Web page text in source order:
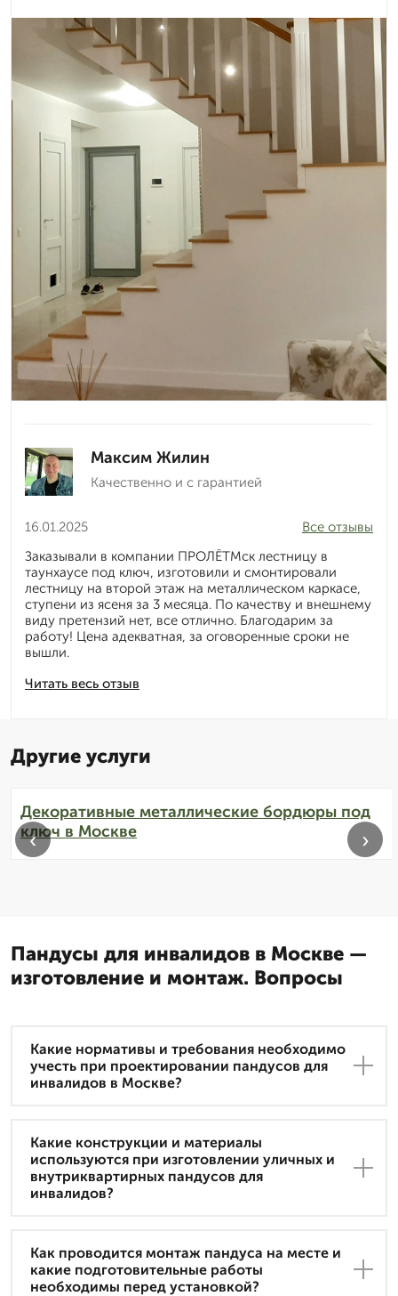
Максим Жилин
Качественно и с гарантией
16.01.2025
Читать весь отзыв
Все отзывы
Заказывали в компании ПРОЛЁТМск лестницу в
таунхаусе под ключ, изготовили и смонтировали
лестницу на второй этаж на металлическом каркасе,
ступени из ясеня за 3 месяца. По качеству и внешнему
виду претензий нет, все отлично. Благодарим за
работу! Цена адекватная, за оговоренные сроки не
вышли.
Другие услуги
Декоративные металлические бордюры под
ключ в Москве
‹ ›
Пандусы для инвалидов в Москве —
изготовление и монтаж. Вопросы
Какие нормативы и требования необходимо
учесть при проектировании пандусов для
инвалидов в Москве?
Какие конструкции и материалы
используются при изготовлении уличных и
внутриквартирных пандусов для
инвалидов?
Как проводится монтаж пандуса на месте и
какие подготовительные работы
необходимы перед установкой?